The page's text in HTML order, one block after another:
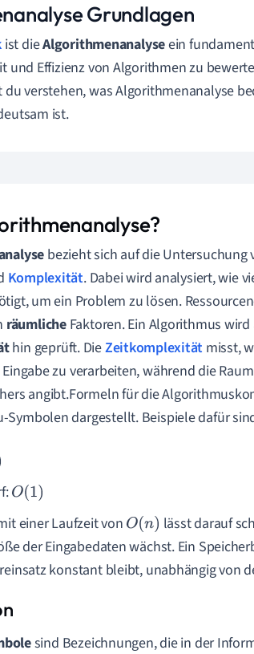
Grundlagen
ist dieAlgorithmenanalyseein
und Effizienz von Algorithmen zu
verstehen, was Algorithmenanalyse
ist.
bezieht sich auf die
Komplexität. Dabei wird analysiert, wie
um ein Problem zu lösen.
räumlicheFaktoren. Ein Algorithmus wird
hin geprüft. DieZeitkomplexität misst,
zu verarbeiten, während die
angibt.Formeln für die
Symbolen dargestellt. Beispiele dafür
O(1)
einer Laufzeit von O(n)
lässt darauf
der Eingabedaten wächst. Ein
konstant bleibt, unabhängig von
sind Bezeichnungen, die in der